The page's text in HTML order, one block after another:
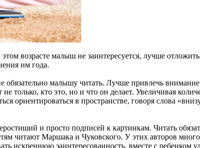
возрасте малыш не заинтересуется, лучше отложить
им года.
малышу читать. Лучше привлечь
только, кто это, но и что он делает. Увеличивая
ориентироваться в пространстве, говоря слова
и просто подписей к картинкам. Читать
читают Маршака и Чуковского. У этих авторов
искреннюю заинтересованность, вместе с ребенком